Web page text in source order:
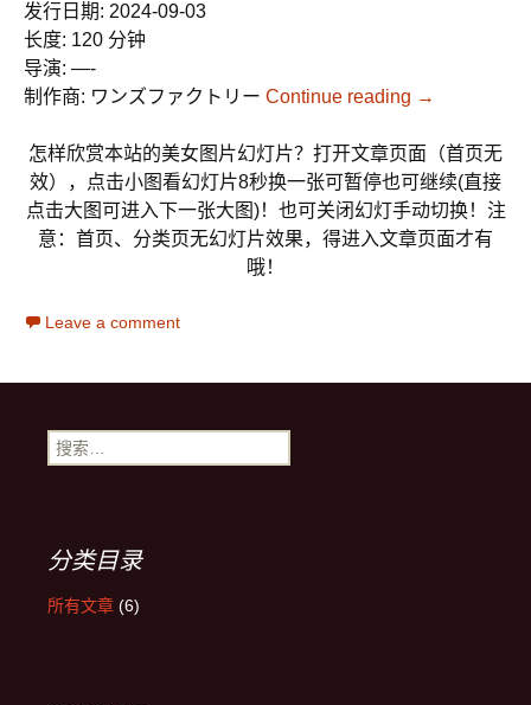
发行日期: 2024-09-03
长度: 120 分钟
导演: —-
制作商: ワンズファクトリー Continue reading →
怎样欣赏本站的美女图片幻灯片？打开文章页面（首页无
效），点击小图看幻灯片8秒换一张可暂停也可继续(直接
点击大图可进入下一张大图)！也可关闭幻灯手动切换！注
意：首页、分类页无幻灯片效果，得进入文章页面才有
哦！
Leave a comment
搜索：
分类目录
所有文章 (6)